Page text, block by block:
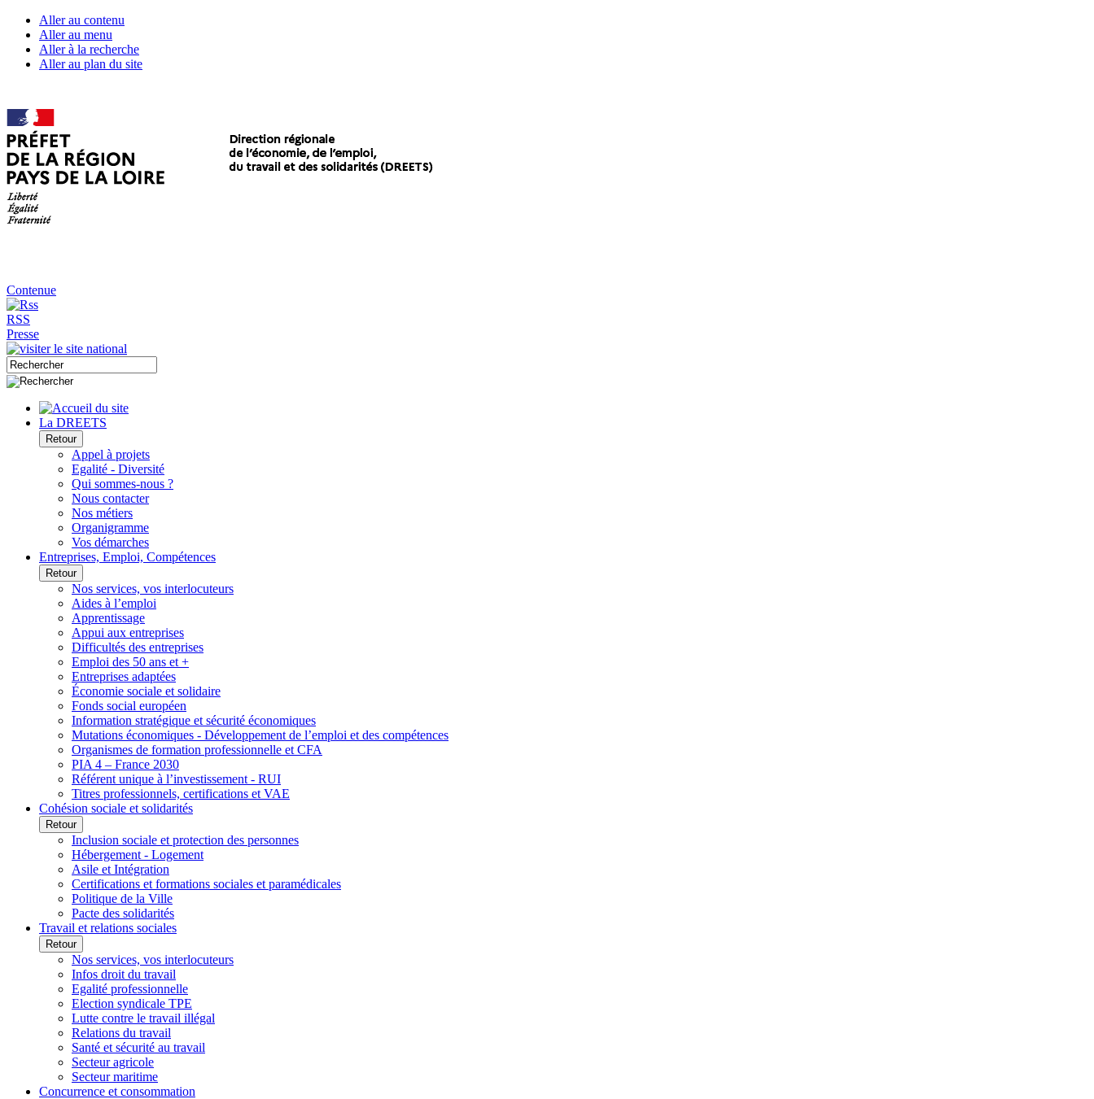
Aller au contenu
Aller au menu
Aller à la recherche
Aller au plan du site
Contenue
RSS
Presse
La DREETS
Retour
Appel à projets
Egalité - Diversité
Qui sommes-nous ?
Nous contacter
Nos métiers
Organigramme
Vos démarches
Entreprises, Emploi, Compétences
Retour
Nos services, vos interlocuteurs
Aides à l’emploi
Apprentissage
Appui aux entreprises
Difficultés des entreprises
Emploi des 50 ans et +
Entreprises adaptées
Économie sociale et solidaire
Fonds social européen
Information stratégique et sécurité économiques
Mutations économiques - Développement de l’emploi et des compétences
Organismes de formation professionnelle et CFA
PIA 4 – France 2030
Référent unique à l’investissement - RUI
Titres professionnels, certifications et VAE
Cohésion sociale et solidarités
Retour
Inclusion sociale et protection des personnes
Hébergement - Logement
Asile et Intégration
Certifications et formations sociales et paramédicales
Politique de la Ville
Pacte des solidarités
Travail et relations sociales
Retour
Nos services, vos interlocuteurs
Infos droit du travail
Egalité professionnelle
Election syndicale TPE
Lutte contre le travail illégal
Relations du travail
Santé et sécurité au travail
Secteur agricole
Secteur maritime
Concurrence et consommation